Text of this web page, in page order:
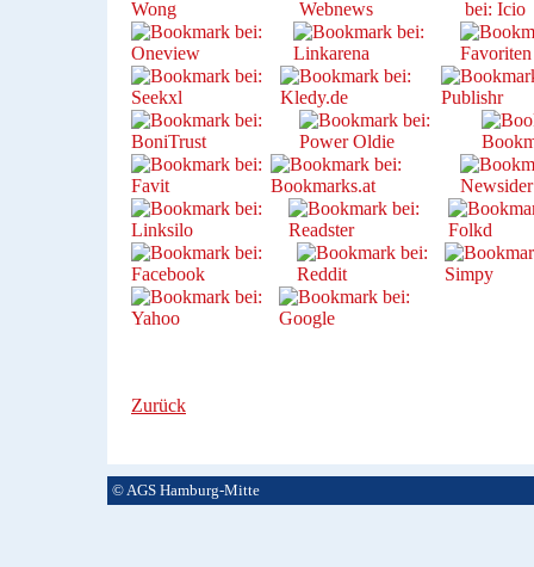
Zurück
© AGS Hamburg-Mitte